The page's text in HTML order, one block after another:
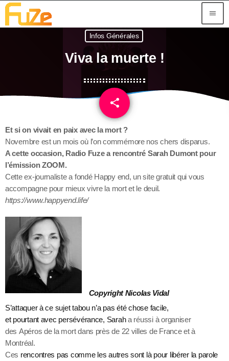
menu
Infos Générales
Viva la muerte !
share
email
Et si on vivait en paix avec la mort ?
Novembre est un mois où l’on commémore nos chers disparus.
A cette occasion, Radio Fuze a rencontré Sarah Dumont pour
l’émission ZOOM.
Cette ex-journaliste a fondé Happy end, un site gratuit qui vous
accompagne pour mieux vivre la mort et le deuil.
https://www.happyend.life/
Copyright Nicolas Vidal
S’attaquer à ce sujet tabou n’a pas été chose facile,
et pourtant avec persévérance, Saraha réussi à organiser
des Apéros de la mort dans près de 22 villes de France et à
Montréal.
Ces rencontres pas comme les autres sont là pour libérer la parole